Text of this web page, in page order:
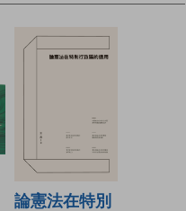
論憲法在特別